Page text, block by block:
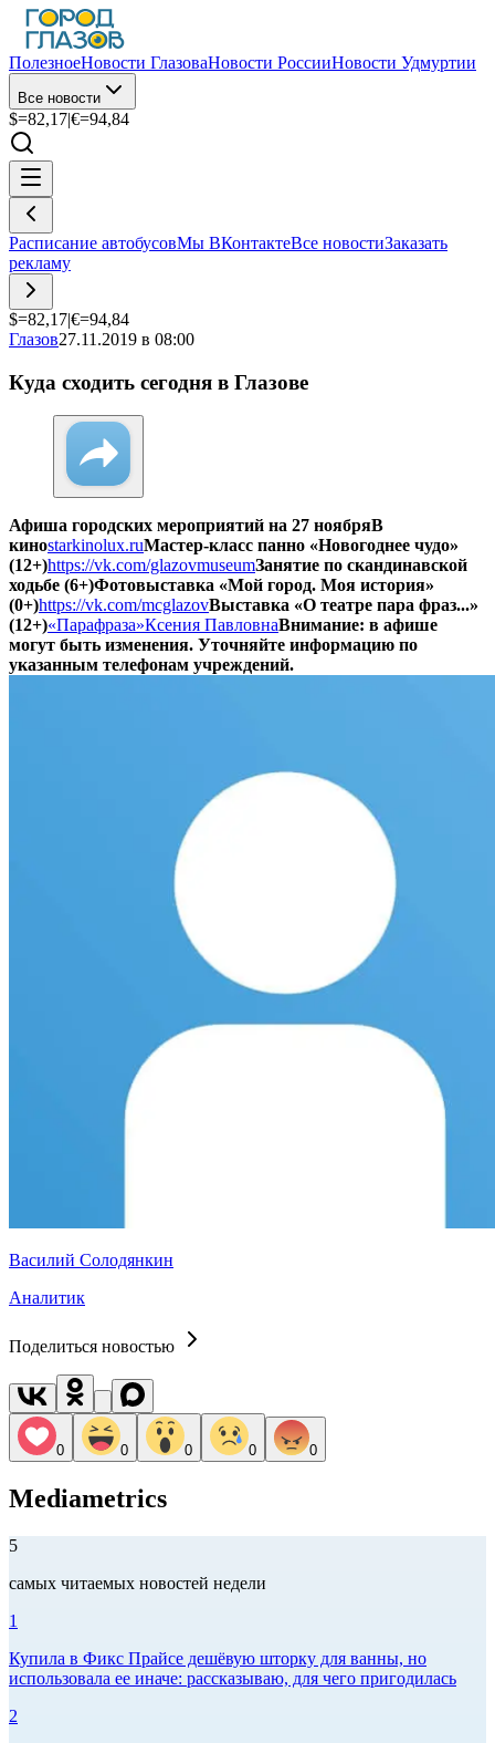
ПолезноеНовости ГлазоваНовости РоссииНовости Удмуртии
Все новости
$=82,17|€=94,84
Расписание автобусовМы ВКонтактеВсе новостиЗаказать
рекламу
$=82,17|€=94,84
Глазов27.11.2019 в 08:00
Куда сходить сегодня в Глазове
Афиша городских мероприятий на 27 ноябряВ
киноstarkinolux.ruМастер-класс панно «Новогоднее чудо»
(12+)https://vk.com/glazovmuseumЗанятие по скандинавской
ходьбе (6+)Фотовыставка «Мой город. Моя история»
(0+)https://vk.com/mcglazovВыставка «О театре пара фраз...»
(12+)«Парафраза»Ксения ПавловнаВнимание: в афише
могут быть изменения. Уточняйте информацию по
указанным телефонам учреждений.
Василий Солодянкин
Аналитик
Поделиться новостью
0 0 0 0 0
Mediametrics
5
самых читаемых новостей недели
1
Купила в Фикс Прайсе дешёвую шторку для ванны, но
использовала ее иначе: рассказываю, для чего пригодилась
2